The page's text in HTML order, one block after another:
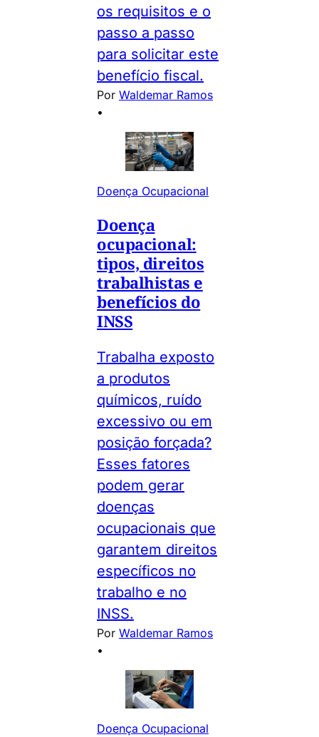
os requisitos e o
passo a passo
para solicitar este
benefício fiscal.
Por Waldemar Ramos
•
Doença Ocupacional
Doença
ocupacional:
tipos, direitos
trabalhistas e
benefícios do
INSS
Trabalha exposto
a produtos
químicos, ruído
excessivo ou em
posição forçada?
Esses fatores
podem gerar
doenças
ocupacionais que
garantem direitos
específicos no
trabalho e no
INSS.
Por Waldemar Ramos
•
Doença Ocupacional